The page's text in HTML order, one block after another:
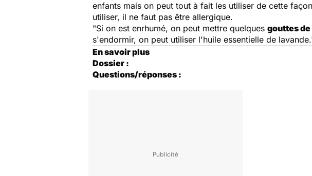
enfants mais on peut tout à fait les utiliser de cette
utiliser, il ne faut pas être allergique.
"Si on est enrhumé, on peut mettre quelques gouttes
s'endormir, on peut utiliser l'huile essentielle de
En savoir plus
Dossier :
Questions/réponses :